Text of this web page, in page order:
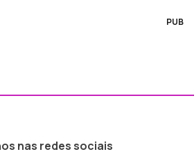
PUB
nas redes sociais